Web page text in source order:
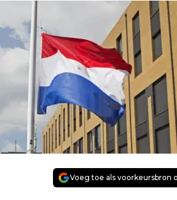
Voeg toe als voorkeursbron